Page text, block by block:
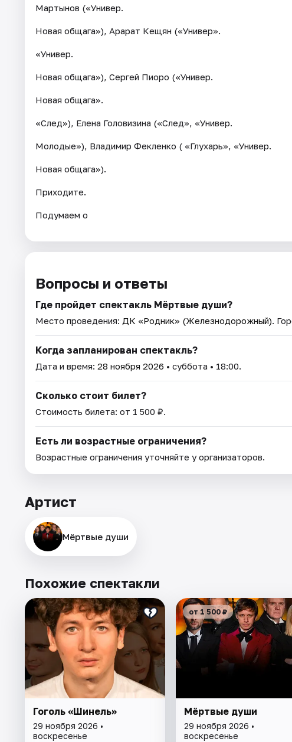
Мартынов («Универ.
Новая общага»), Арарат Кещян («Универ».
«Универ.
Новая общага»), Сергей Пиоро («Универ.
Новая общага».
«След»), Елена Головизина («След», «Универ.
Молодые»), Владимир Фекленко ( «Глухарь», «Универ.
Новая общага»).
Приходите.
Подумаем о
Вопросы и ответы
Где пройдет спектакль Мёртвые души?
Место проведения: ДК «Родник» (Железнодорожный).
Когда запланирован спектакль?
Дата и время: 28 ноября 2026 • суббота • 18:00.
Сколько стоит билет?
Стоимость билета: от 1 500 ₽.
Есть ли возрастные ограничения?
Возрастные ограничения уточняйте у организаторов.
Артист
Мёртвые души
Похожие спектакли
Гоголь «Шинель»
29 ноября 2026 •
воскресенье
от 1 500 ₽
Мёртвые души
29 ноября 2026 •
воскресенье